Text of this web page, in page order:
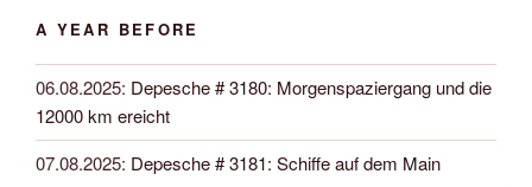
A YEAR BEFORE
06.08.2025: Depesche # 3180: Morgenspaziergang und die
12000 km ereicht
07.08.2025: Depesche # 3181: Schiffe auf dem Main